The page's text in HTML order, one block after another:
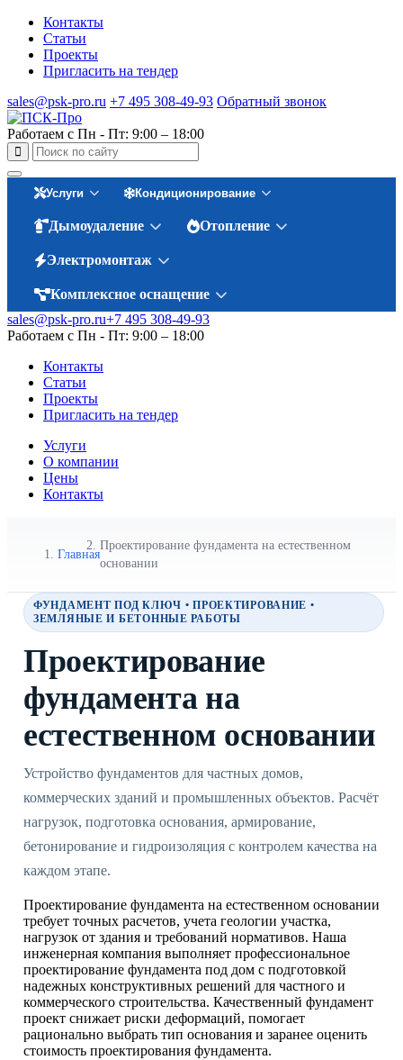
Контакты
Статьи
Проекты
Пригласить на тендер
sales@psk-pro.ru +7 495 308-49-93 Обратный звонок
Работаем с Пн - Пт: 9:00 – 18:00
Услуги Кондиционирование
Дымоудаление Отопление
Электромонтаж
Комплексное оснащение
sales@psk-pro.ru+7 495 308-49-93
Работаем с Пн - Пт: 9:00 – 18:00
Контакты
Статьи
Проекты
Пригласить на тендер
Услуги
О компании
Цены
Контакты
Главная
Проектирование фундамента на естественном
основании
ФУНДАМЕНТ ПОД КЛЮЧ • ПРОЕКТИРОВАНИЕ •
ЗЕМЛЯНЫЕ И БЕТОННЫЕ РАБОТЫ
Проектирование
фундамента на
естественном основании
Устройство фундаментов для частных домов,
коммерческих зданий и промышленных объектов. Расчёт
нагрузок, подготовка основания, армирование,
бетонирование и гидроизоляция с контролем качества на
каждом этапе.
Проектирование фундамента на естественном основании
требует точных расчетов, учета геологии участка,
нагрузок от здания и требований нормативов. Наша
инженерная компания выполняет профессиональное
проектирование фундамента под дом с подготовкой
надежных конструктивных решений для частного и
коммерческого строительства. Качественный фундамент
проект снижает риски деформаций, помогает
рационально выбрать тип основания и заранее оценить
стоимость проектирования фундамента.